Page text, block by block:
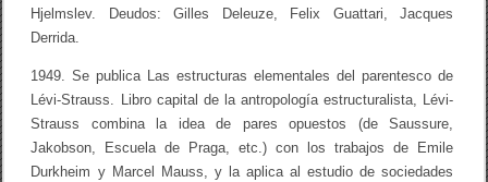
Hjelmslev. Deudos: Gilles Deleuze, Felix Guattari, Jacques
Derrida.
1949. Se publica Las estructuras elementales del parentesco de
Lévi-Strauss. Libro capital de la antropología estructuralista, Lévi-
Strauss combina la idea de pares opuestos (de Saussure,
Jakobson, Escuela de Praga, etc.) con los trabajos de Emile
Durkheim y Marcel Mauss, y la aplica al estudio de sociedades